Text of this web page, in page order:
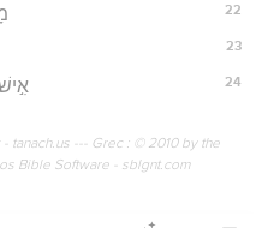
22
23
24
tanach.us --- Grec : © 2010 by the
Bible Software - sblgnt.com